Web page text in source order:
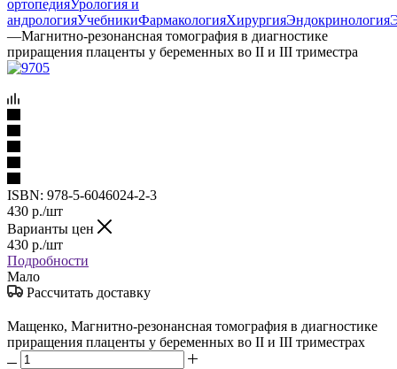
ортопедияУрология и
андрологияУчебникиФармакологияХирургияЭндокринология
—Магнитно-резонансная томография в диагностике
приращения плаценты у беременных во II и III триместра
ISBN: 978-5-6046024-2-3
430 р./шт
Варианты цен
430 р./шт
Подробности
Мало
Рассчитать доставку
Мащенко, Магнитно-резонансная томография в диагностике
приращения плаценты у беременных во II и III триместрах